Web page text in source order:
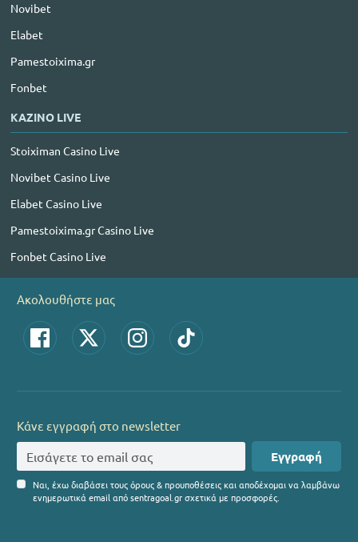
Novibet
Elabet
Pamestoixima.gr
Fonbet
ΚΑΖΙΝΟ LIVE
Stoiximan Casino Live
Novibet Casino Live
Elabet Casino Live
Pamestoixima.gr Casino Live
Fonbet Casino Live
Ακολουθήστε μας
Κάνε εγγραφή στο newsletter
Εγγραφή
Ναι, έχω διαβάσει τους όρους & προυποθέσεις και αποδέχομαι να λαμβάνω
ενημερωτικά email από sentragoal.gr σχετικά με προσφορές.